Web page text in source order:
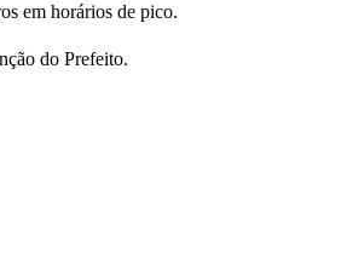
em horários de pico.
do Prefeito.